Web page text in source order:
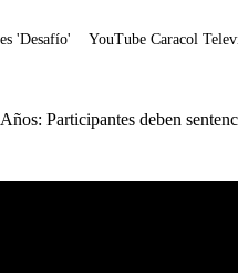
'Desafío' YouTube Caracol
Participantes deben